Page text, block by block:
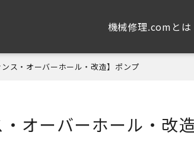
機械修理.comとは
ス・オーバーホール・改造】ポンプ
オーバーホール・改造